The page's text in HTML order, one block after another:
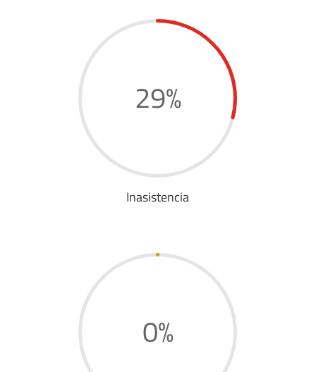
29%
Inasistencia
0%